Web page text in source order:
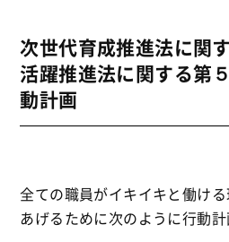
次世代育成推進法に関
活躍推進法に関する第
動計画
全ての職員がイキイキと働け
あげるために次のように行動計